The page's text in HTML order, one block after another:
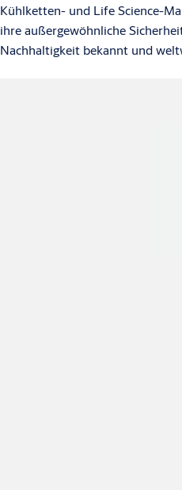
Kühlketten- und Life Science-
ihre außergewöhnliche
Nachhaltigkeit bekannt und